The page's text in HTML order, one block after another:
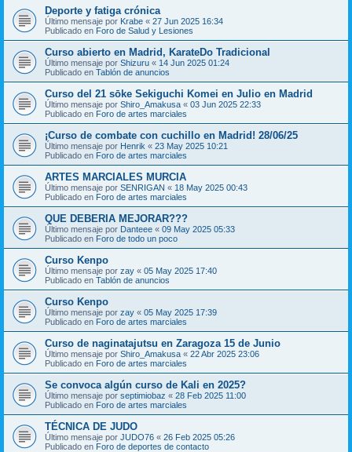
Deporte y fatiga crónica
Último mensaje por Krabe « 27 Jun 2025 16:34
Publicado en Foro de Salud y Lesiones
Curso abierto en Madrid, KarateDo Tradicional
Último mensaje por Shizuru « 14 Jun 2025 01:24
Publicado en Tablón de anuncios
Curso del 21 sōke Sekiguchi Komei en Julio en Madrid
Último mensaje por Shiro_Amakusa « 03 Jun 2025 22:33
Publicado en Foro de artes marciales
¡Curso de combate con cuchillo en Madrid! 28/06/25
Último mensaje por Henrik « 23 May 2025 10:21
Publicado en Foro de artes marciales
ARTES MARCIALES MURCIA
Último mensaje por SENRIGAN « 18 May 2025 00:43
Publicado en Foro de artes marciales
QUE DEBERIA MEJORAR???
Último mensaje por Danteee « 09 May 2025 05:33
Publicado en Foro de todo un poco
Curso Kenpo
Último mensaje por zay « 05 May 2025 17:40
Publicado en Tablón de anuncios
Curso Kenpo
Último mensaje por zay « 05 May 2025 17:39
Publicado en Foro de artes marciales
Curso de naginatajutsu en Zaragoza 15 de Junio
Último mensaje por Shiro_Amakusa « 22 Abr 2025 23:06
Publicado en Foro de artes marciales
Se convoca algún curso de Kali en 2025?
Último mensaje por septimiobaz « 28 Feb 2025 11:00
Publicado en Foro de artes marciales
TÉCNICA DE JUDO
Último mensaje por JUDO76 « 26 Feb 2025 05:26
Publicado en Foro de deportes de contacto